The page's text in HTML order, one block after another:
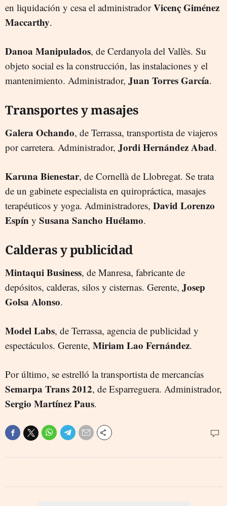
en liquidación y cesa el administradorVicenç Giménez
Maccarthy.
Danoa Manipulados, de Cerdanyola del Vallès. Su
objeto social es la construcción, las instalaciones y el
mantenimiento. Administrador, JuanTorres García.
Transportes y masajes
Galera Ochando, de Terrassa, transportista de viajeros
por carretera. Administrador, Jordi Hernández Abad.
Karuna Bienestar, de Cornellà de Llobregat. Se trata
de un gabinete especialista en quiropráctica, masajes
terapéuticos y yoga. Administradores, David Lorenzo
Espín y Susana Sancho Huélamo.
Calderas y publicidad
Mintaqui Business, de Manresa, fabricante de
depósitos, calderas, silos y cisternas. Gerente, Josep
Golsa Alonso.
Model Labs, de Terrassa, agencia de publicidad y
espectáculos. Gerente, Miriam Lao Fernández.
Por último, se estrelló la transportista de mercancías
Semarpa Trans 2012, de Esparreguera. Administrador,
Sergio Martínez Paus.